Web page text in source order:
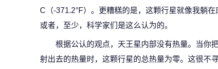
C（-371.2°F）。更糟糕的是，这颗行星就像我躺
或者，至少，科学家们是这么认为的。
根据公认的观点，天王星内部没有热量。当你
射出去的热量时，这颗行星的总热量为零。这很不